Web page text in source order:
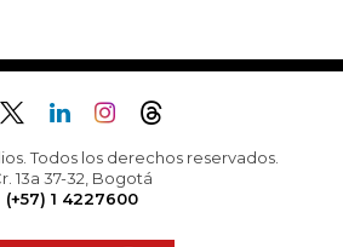
Todos los derechos reservados.
13a 37-32, Bogotá
(+57) 1 4227600